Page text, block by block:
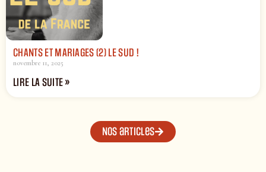
CHANTS ET MARIAGES (2) LE SUD !
novembre 11, 2025
LIRE LA SUITE »
Nos articles